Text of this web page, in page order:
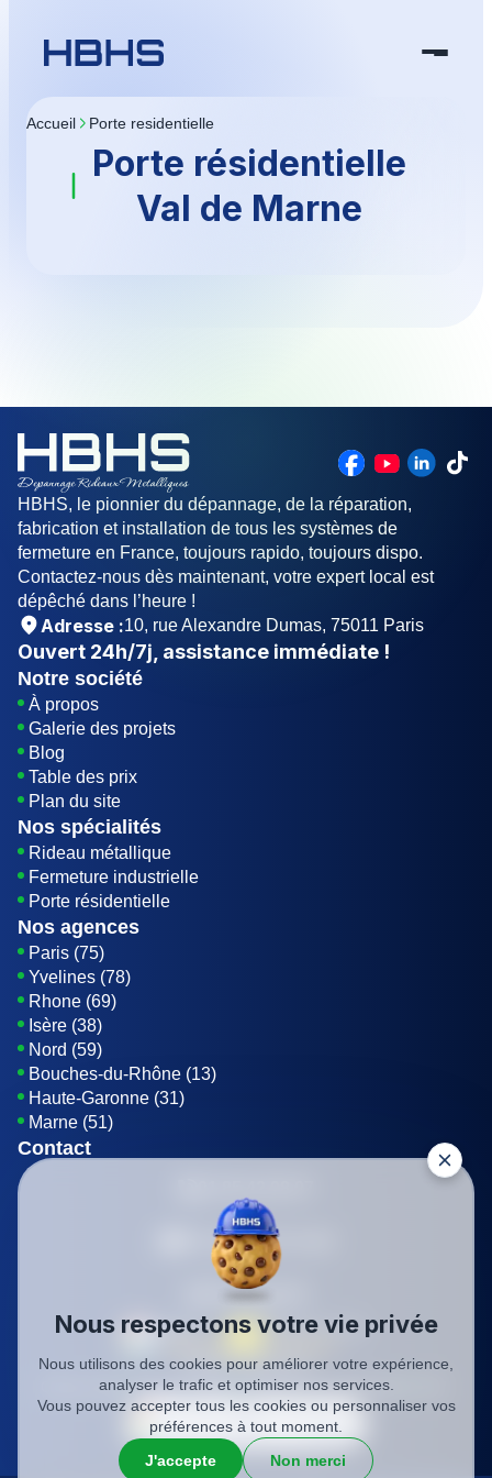
Accueil porte residentielle
Porte résidentielle
Val de Marne
HBHS, le pionnier du dépannage, de la réparation,
fabrication et installation de tous les systèmes de
fermeture en France, toujours rapido, toujours dispo.
Contactez-nous dès maintenant, votre expert local est
dépêché dans l’heure !
Adresse :10, rue Alexandre Dumas, 75011 Paris
Ouvert 24h/7j , assistance immédiate !
Notre société
À propos
Galerie des projets
Blog
Table des prix
Plan du site
Nos spécialités
Rideau métallique
Fermeture industrielle
Porte résidentielle
Nos agences
Paris (75)
Yvelines (78)
Rhone (69)
Isère (38)
Nord (59)
Bouches-du-Rhône (13)
Haute-Garonne (31)
Marne (51)
Contact
Envoyer un E-mail
Être rappelé
SIREN: 819116823
Charte qualité Mentions légales Politique de confidentialité
Nous respectons votre vie privée
Nous utilisons des cookies pour améliorer votre expérience,
analyser le trafic et optimiser nos services.
Vous pouvez accepter tous les cookies ou personnaliser vos
préférences à tout moment.
J'accepte
Non merci